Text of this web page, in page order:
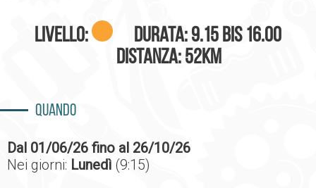
Livello:
Durata: 9.15 bis 16.00
Distanza: 52Km
Quando
Dal 01/06/26 fino al 26/10/26
Nei giorni: Lunedì (9:15)